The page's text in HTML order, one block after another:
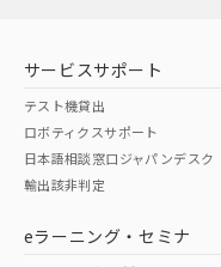
サービスサポート
テスト機貸出
ロボティクスサポート
日本語相談窓口ジャパンデスク
輸出該非判定
eラーニング・セミナ